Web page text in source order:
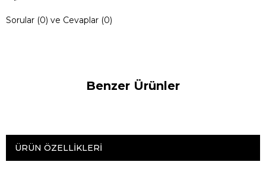
Sorular (0) ve Cevaplar (0)
Benzer Ürünler
ÜRÜN ÖZELLIKLERI